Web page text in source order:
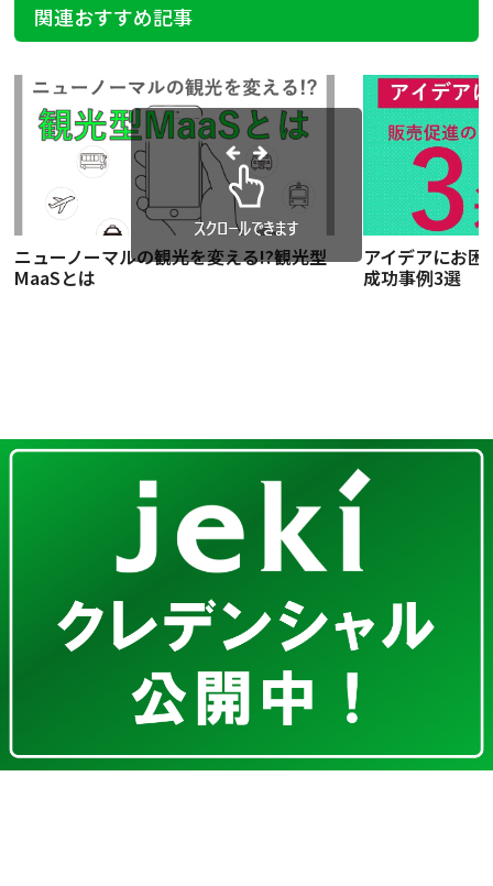
関連おすすめ記事
ニューノーマルの観光を変える!?観光型
MaaSとは
アイデアにお
成功事例3選